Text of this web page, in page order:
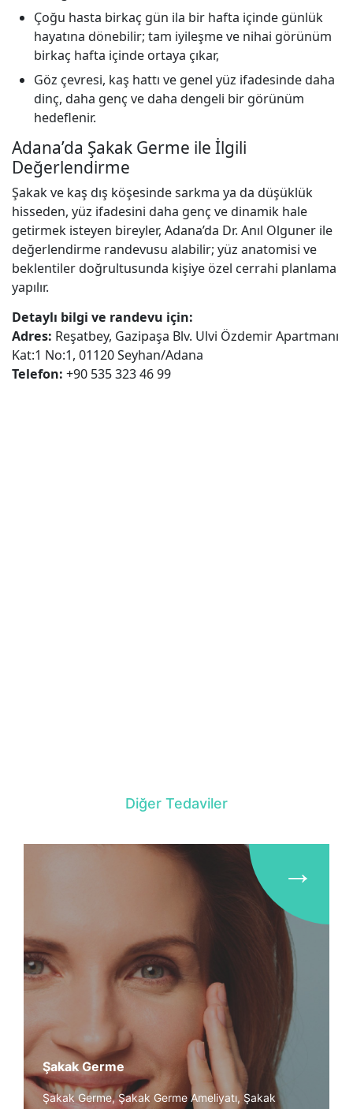
Çoğu hasta birkaç gün ila bir hafta içinde günlük
hayatına dönebilir; tam iyileşme ve nihai görünüm
birkaç hafta içinde ortaya çıkar,
Göz çevresi, kaş hattı ve genel yüz ifadesinde daha
dinç, daha genç ve daha dengeli bir görünüm
hedeflenir.
Adana’da Şakak Germe ile İlgili
Değerlendirme
Şakak ve kaş dış köşesinde sarkma ya da düşüklük
hisseden, yüz ifadesini daha genç ve dinamik hale
getirmek isteyen bireyler, Adana’da Dr. Anıl Olguner ile
değerlendirme randevusu alabilir; yüz anatomisi ve
beklentiler doğrultusunda kişiye özel cerrahi planlama
yapılır.
Detaylı bilgi ve randevu için:
Adres: Reşatbey, Gazipaşa Blv. Ulvi Özdemir Apartmanı
Kat:1 No:1, 01120 Seyhan/Adana
Telefon: +90 535 323 46 99
Diğer Tedaviler
→
Şakak Germe
Şakak Germe, Şakak Germe Ameliyatı, Şakak